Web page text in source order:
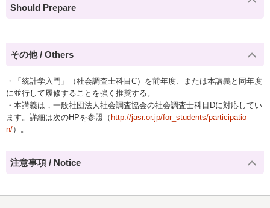
Should Prepare
その他 / Others
・「統計学入門」（社会調査士科目C）を前年度、または本講義と同年度
に並行して履修することを強く推奨する。
・本講義は，一般社団法人社会調査協会の社会調査士科目Dに対応してい
ます。詳細は次のHPを参照（http://jasr.or.jp/for_students/participatio
n/）。
注意事項 / Notice